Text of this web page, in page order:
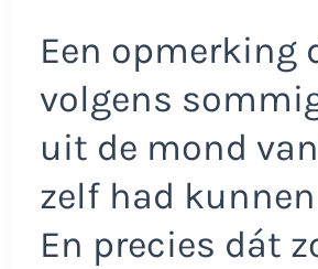
Een opmerking
volgens
uit de mond
zelf had
En precies dát